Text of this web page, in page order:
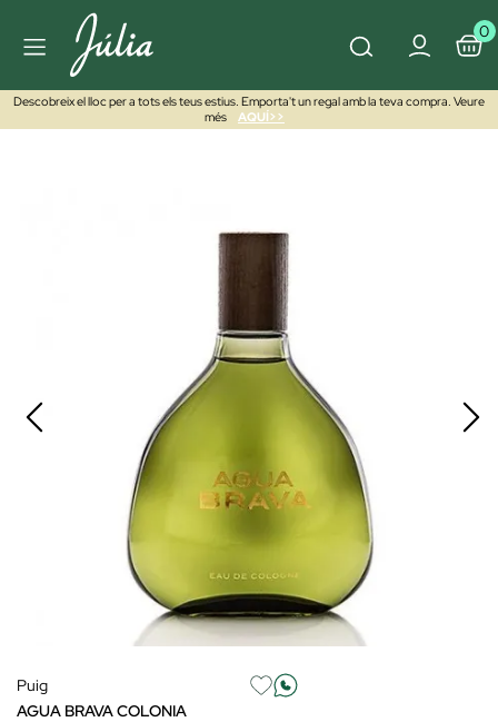
0
Descobreix el lloc per a tots els teus estius. Emporta't un regal amb la teva compra. Veure
més
AQUÍ>>
Puig
AGUA BRAVA COLONIA